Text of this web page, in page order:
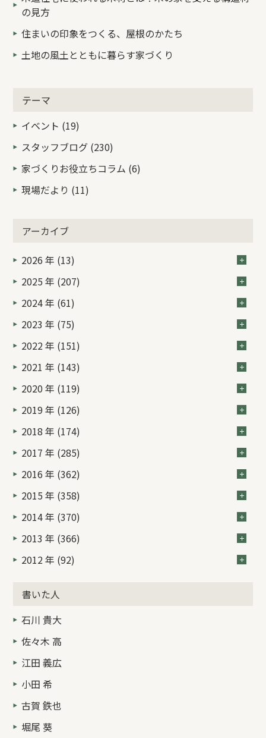
の見方
住まいの印象をつくる、屋根のかたち
土地の風土とともに暮らす家づくり
テーマ
イベント (19)
スタッフブログ (230)
家づくりお役立ちコラム (6)
現場だより (11)
アーカイブ
2026 年 (13)
2025 年 (207)
2024 年 (61)
2023 年 (75)
2022 年 (151)
2021 年 (143)
2020 年 (119)
2019 年 (126)
2018 年 (174)
2017 年 (285)
2016 年 (362)
2015 年 (358)
2014 年 (370)
2013 年 (366)
2012 年 (92)
書いた人
石川 貴大
佐々木 高
江田 義広
小田 希
古賀 鉄也
堀尾 葵